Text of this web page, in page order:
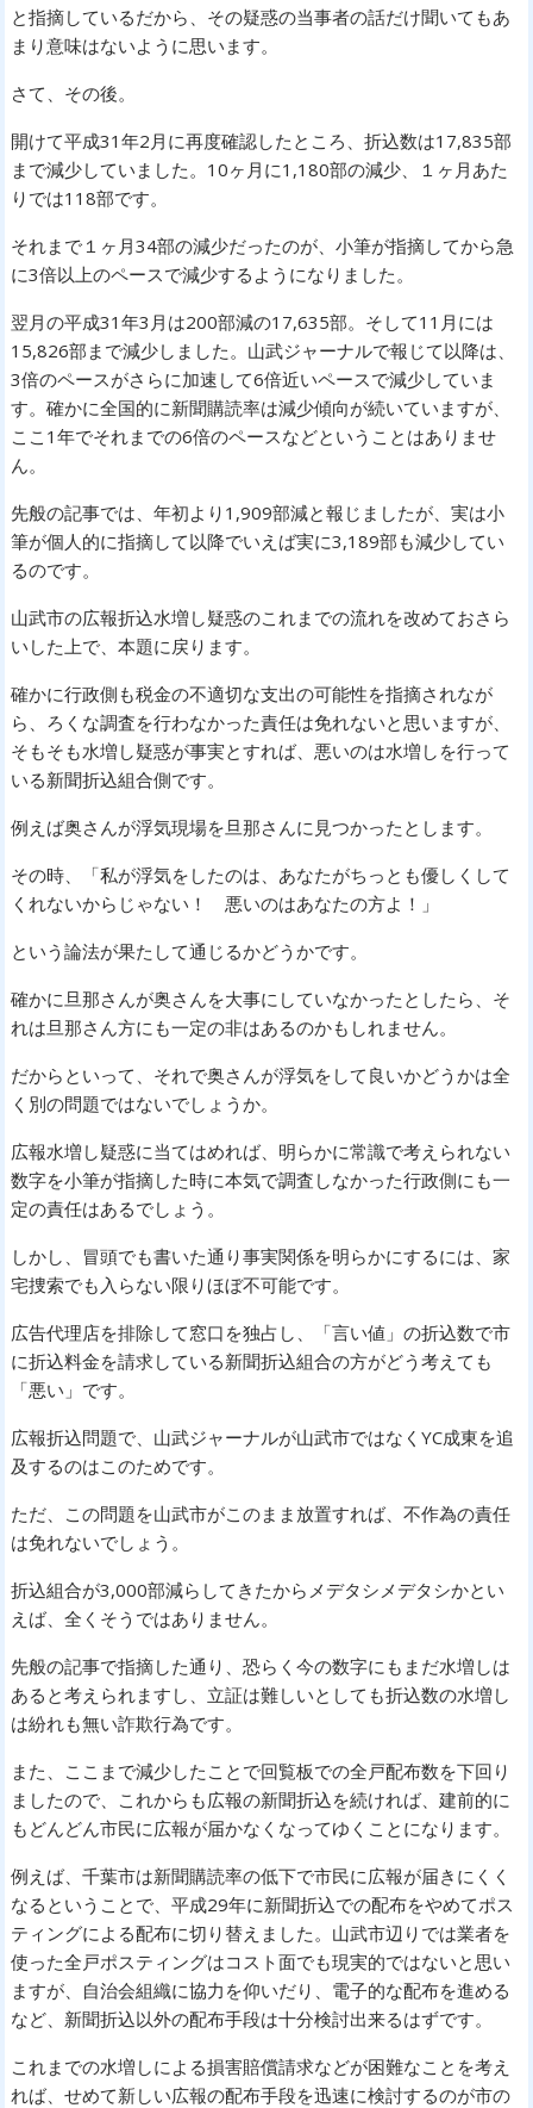
と指摘しているだから、その疑惑の当事者の話だけ聞いてもあ
まり意味はないように思います。
さて、その後。
開けて平成31年2月に再度確認したところ、折込数は17,835部
まで減少していました。10ヶ月に1,180部の減少、１ヶ月あた
りでは118部です。
それまで１ヶ月34部の減少だったのが、小筆が指摘してから急
に3倍以上のペースで減少するようになりました。
翌月の平成31年3月は200部減の17,635部。そして11月には
15,826部まで減少しました。山武ジャーナルで報じて以降は、
3倍のペースがさらに加速して6倍近いペースで減少していま
す。確かに全国的に新聞購読率は減少傾向が続いていますが、
ここ1年でそれまでの6倍のペースなどということはありませ
ん。
先般の記事では、年初より1,909部減と報じましたが、実は小
筆が個人的に指摘して以降でいえば実に3,189部も減少してい
るのです。
山武市の広報折込水増し疑惑のこれまでの流れを改めておさら
いした上で、本題に戻ります。
確かに行政側も税金の不適切な支出の可能性を指摘されなが
ら、ろくな調査を行わなかった責任は免れないと思いますが、
そもそも水増し疑惑が事実とすれば、悪いのは水増しを行って
いる新聞折込組合側です。
例えば奥さんが浮気現場を旦那さんに見つかったとします。
その時、「私が浮気をしたのは、あなたがちっとも優しくして
くれないからじゃない！ 悪いのはあなたの方よ！」
という論法が果たして通じるかどうかです。
確かに旦那さんが奥さんを大事にしていなかったとしたら、そ
れは旦那さん方にも一定の非はあるのかもしれません。
だからといって、それで奥さんが浮気をして良いかどうかは全
く別の問題ではないでしょうか。
広報水増し疑惑に当てはめれば、明らかに常識で考えられない
数字を小筆が指摘した時に本気で調査しなかった行政側にも一
定の責任はあるでしょう。
しかし、冒頭でも書いた通り事実関係を明らかにするには、家
宅捜索でも入らない限りほぼ不可能です。
広告代理店を排除して窓口を独占し、「言い値」の折込数で市
に折込料金を請求している新聞折込組合の方がどう考えても
「悪い」です。
広報折込問題で、山武ジャーナルが山武市ではなくYC成東を追
及するのはこのためです。
ただ、この問題を山武市がこのまま放置すれば、不作為の責任
は免れないでしょう。
折込組合が3,000部減らしてきたからメデタシメデタシかとい
えば、全くそうではありません。
先般の記事で指摘した通り、恐らく今の数字にもまだ水増しは
あると考えられますし、立証は難しいとしても折込数の水増し
は紛れも無い詐欺行為です。
また、ここまで減少したことで回覧板での全戸配布数を下回り
ましたので、これからも広報の新聞折込を続ければ、建前的に
もどんどん市民に広報が届かなくなってゆくことになります。
例えば、千葉市は新聞購読率の低下で市民に広報が届きにくく
なるということで、平成29年に新聞折込での配布をやめてポス
ティングによる配布に切り替えました。山武市辺りでは業者を
使った全戸ポスティングはコスト面でも現実的ではないと思い
ますが、自治会組織に協力を仰いだり、電子的な配布を進める
など、新聞折込以外の配布手段は十分検討出来るはずです。
これまでの水増しによる損害賠償請求などが困難なことを考え
れば、せめて新しい広報の配布手段を迅速に検討するのが市の